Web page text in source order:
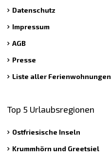
Datenschutz
Impressum
AGB
Presse
Liste aller Ferienwohnungen
Top 5 Urlaubsregionen
Ostfriesische Inseln
Krummhörn und Greetsiel